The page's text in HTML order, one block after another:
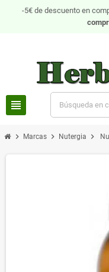
-5€ de descuento en
view_headline
chevron_right Marcas chevron_right Nutergia chevron_right